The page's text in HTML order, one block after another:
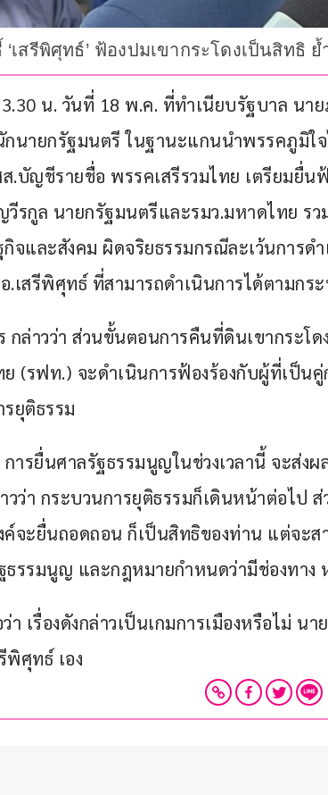
‘เสรีพิศุทธ์’ ฟ้องปมเขากระโดงเป็นสิ
น. วันที่ 18 พ.ค. ที่ทำเนียบรัฐบาล น
กนายกรัฐมนตรี ในฐานะแกนนำพรรคภูมิใ
ส.บัญชีรายชื่อ พรรคเสรีรวมไทย เตรียมยื่
รกูล นายกรัฐมนตรีและรมว.มหาดไทย ร
จและสังคม ผิดจริยธรรมกรณีละเว้นการด
.เสรีพิศุทธ์ ที่สามารถดำเนินการได้ตามกร
กล่าวว่า ส่วนขั้นตอนการคืนที่ดินเขากระ
ย (รฟท.) จะดำเนินการฟ้องร้องกับผู้ที่เป็น
ยุติธรรม
การยื่นศาลรัฐธรรมนูญในช่วงเวลานี้ จะส่
วว่า กระบวนการยุติธรรมก็เดินหน้าต่อไป
ค์จะยื่นถอดถอน ก็เป็นสิทธิของท่าน แต่จะส
รรมนูญ และกฎหมายกำหนดว่ามีช่องทาง
า เรื่องดังกล่าวเป็นเกมการเมืองหรือไม่ น
พิศุทธ์ เอง